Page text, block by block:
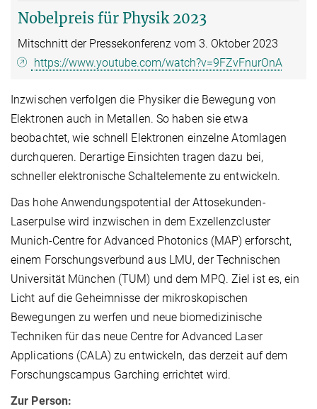
Nobelpreis für Physik 2023
Mitschnitt der Pressekonferenz vom 3. Oktober 2023
https://www.youtube.com/watch?v=9FZvFnurOnA
Inzwischen verfolgen die Physiker die Bewegung von
Elektronen auch in Metallen. So haben sie etwa
beobachtet, wie schnell Elektronen einzelne Atomlagen
durchqueren. Derartige Einsichten tragen dazu bei,
schneller elektronische Schaltelemente zu entwickeln.
Das hohe Anwendungspotential der Attosekunden-
Laserpulse wird inzwischen in dem Exzellenzcluster
Munich-Centre for Advanced Photonics (MAP) erforscht,
einem Forschungsverbund aus LMU, der Technischen
Universität München (TUM) und dem MPQ. Ziel ist es, ein
Licht auf die Geheimnisse der mikroskopischen
Bewegungen zu werfen und neue biomedizinische
Techniken für das neue Centre for Advanced Laser
Applications (CALA) zu entwickeln, das derzeit auf dem
Forschungscampus Garching errichtet wird.
Zur Person: